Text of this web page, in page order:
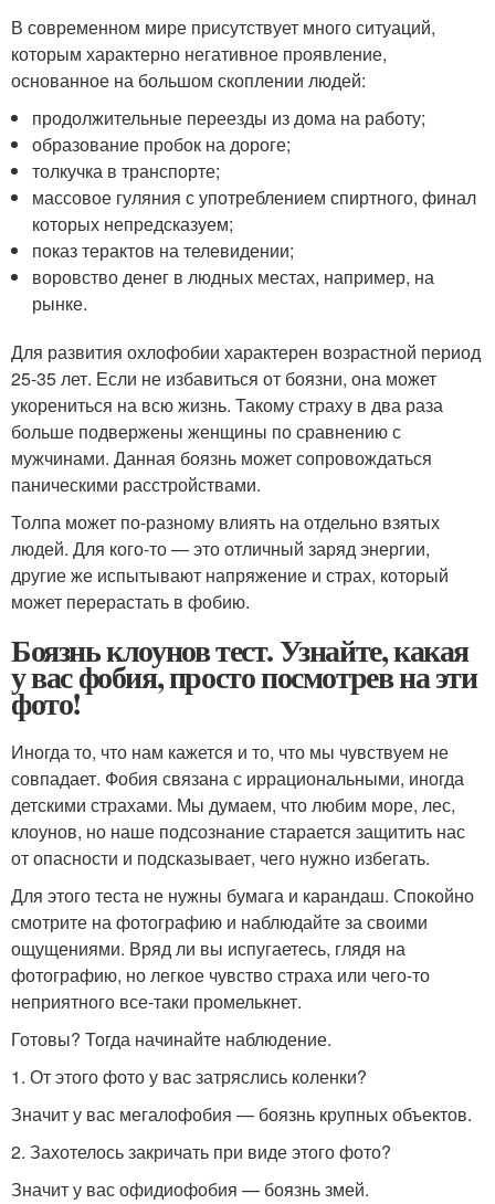
В современном мире присутствует много ситуаций,
которым характерно негативное проявление,
основанное на большом скоплении людей:
продолжительные переезды из дома на работу;
образование пробок на дороге;
толкучка в транспорте;
массовое гуляния с употреблением спиртного, финал
которых непредсказуем;
показ терактов на телевидении;
воровство денег в людных местах, например, на
рынке.
Для развития охлофобии характерен возрастной период
25-35 лет. Если не избавиться от боязни, она может
укорениться на всю жизнь. Такому страху в два раза
больше подвержены женщины по сравнению с
мужчинами. Данная боязнь может сопровождаться
паническими расстройствами.
Толпа может по-разному влиять на отдельно взятых
людей. Для кого-то — это отличный заряд энергии,
другие же испытывают напряжение и страх, который
может перерастать в фобию.
Боязнь клоунов тест. Узнайте, какая
у вас фобия, просто посмотрев на эти
фото!
Иногда то, что нам кажется и то, что мы чувствуем не
совпадает. Фобия связана с иррациональными, иногда
детскими страхами. Мы думаем, что любим море, лес,
клоунов, но наше подсознание старается защитить нас
от опасности и подсказывает, чего нужно избегать.
Для этого теста не нужны бумага и карандаш. Спокойно
смотрите на фотографию и наблюдайте за своими
ощущениями. Вряд ли вы испугаетесь, глядя на
фотографию, но легкое чувство страха или чего-то
неприятного все-таки промелькнет.
Готовы? Тогда начинайте наблюдение.
1. От этого фото у вас затряслись коленки?
Значит у вас мегалофобия — боязнь крупных объектов.
2. Захотелось закричать при виде этого фото?
Значит у вас офидиофобия — боязнь змей.